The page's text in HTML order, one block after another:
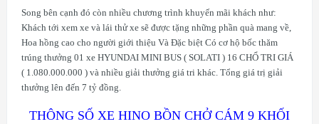
Song bên cạnh đó còn nhiều chương trình khuyến mãi khách như:
Khách tới xem xe và lái thử xe sẽ được tặng những phần quà mang về,
Hoa hồng cao cho người giới thiệu Và Đặc biệt Có cơ hộ bốc thăm
trúng thưởng 01 xe HYUNDAI MINI BUS ( SOLATI ) 16 CHỔ TRI GIÁ
( 1.080.000.000 ) và nhiều giải thưởng giá tri khác. Tổng giá trị giải
thưởng lên đến 7 tỷ đồng.
THÔNG SỐ XE HINO BỒN CHỞ CÁM 9 KHỐI